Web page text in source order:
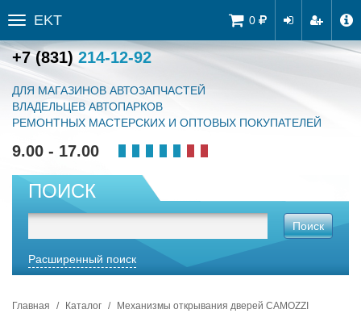
0
Toggle
sidebar
EKT
+7 (831) 214-12-92
ДЛЯ МАГАЗИНОВ АВТОЗАПЧАСТЕЙ
ВЛАДЕЛЬЦЕВ АВТОПАРКОВ
РЕМОНТНЫХ МАСТЕРСКИХ И ОПТОВЫХ ПОКУПАТЕЛЕЙ
9.00 - 17.00
ПОИСК
Поиск
Расширенный поиск
Главная Каталог Механизмы открывания дверей CAMOZZI